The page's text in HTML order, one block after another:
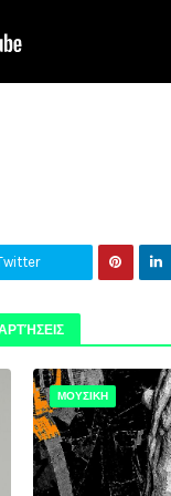
ΜΟΥΣΙΚΗ